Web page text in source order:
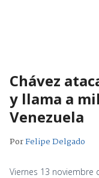
Chávez
y llama a
Venezuela
PorFelipe Delgado
Viernes 13 noviembre